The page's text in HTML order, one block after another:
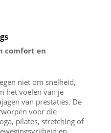
comfort en
niet om snelheid,
het voelen van je
van prestaties. De
voor die
pilates, stretching of
en